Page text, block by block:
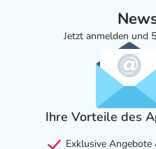
Jetzt anmelden und
Ihre Vorteile des
Exklusive Angebote